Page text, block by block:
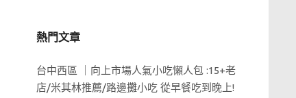
熱門文章
台中西區 ｜向上市場人氣小吃懶人包 :15+老
店/米其林推薦/路邊攤小吃 從早餐吃到晚上!